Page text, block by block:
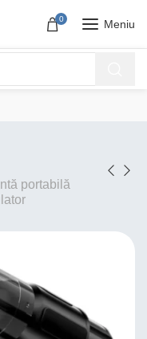
0 Meniu
portabilă